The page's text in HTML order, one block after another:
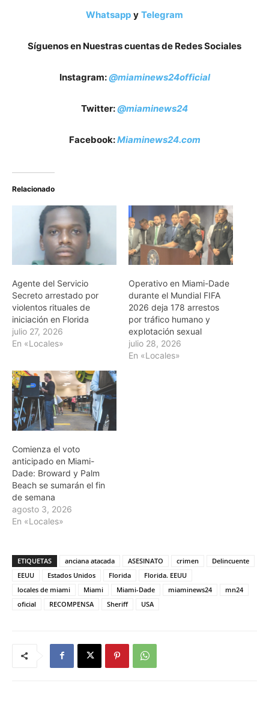
Whatsapp y Telegram
Síguenos en Nuestras cuentas de Redes Sociales
Instagram:@miaminews24official
Twitter:@miaminews24
Facebook:Miaminews24.com
Relacionado
Agente del Servicio
Secreto arrestado por
violentos rituales de
iniciación en Florida
julio 27, 2026
En «Locales»
Operativo en Miami-Dade
durante el Mundial FIFA
2026 deja 178 arrestos
por tráfico humano y
explotación sexual
julio 28, 2026
En «Locales»
Comienza el voto
anticipado en Miami-
Dade: Broward y Palm
Beach se sumarán el fin
de semana
agosto 3, 2026
En «Locales»
ETIQUETAS anciana atacada ASESINATO crimen
Delincuente
EEUU
Estados Unidos Florida
Florida. EEUU
locales de miami
Miami Miami-Dade miaminews24
mn24
oficial
RECOMPENSA Sheriff USA